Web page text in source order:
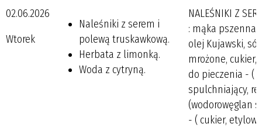
02.06.2026
Wtorek
Naleśniki z serem i
polewą truskawkową.
Herbata z limonką.
Woda z cytryną.
NALEŚNIKI Z
: mąka pszenna
olej Kujawski,
mrożone, cukier,
do pieczenia - (
spulchniający,
(wodorowęglan
- ( cukier,